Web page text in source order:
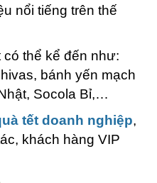
nổi tiếng trên thế
có thể kể đến như:
bánh yến mạch
Socola Bỉ,…
tết doanh nghiệp,
khách hàng VIP